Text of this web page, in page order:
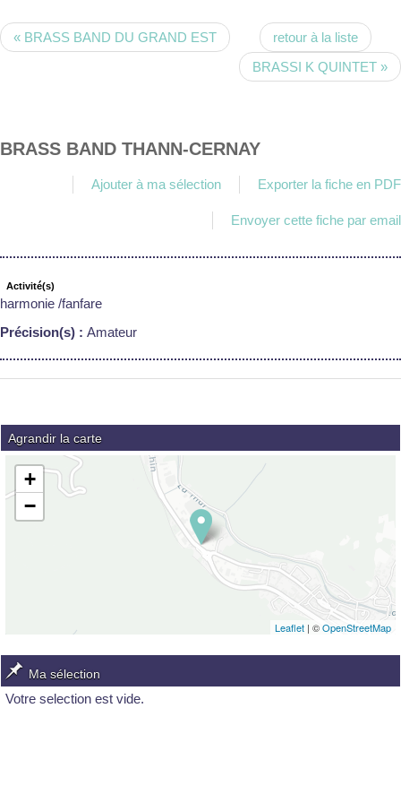
« BRASS BAND DU GRAND EST
retour à la liste
BRASSI K QUINTET »
BRASS BAND THANN-CERNAY
Exporter la fiche en PDF
Ajouter à ma sélection
Envoyer cette fiche par email
Activité(s)
harmonie /fanfare
Précision(s) : Amateur
Agrandir la carte
+
−
Leaflet | ©OpenStreetMap
Ma sélection
Votre selection est vide.